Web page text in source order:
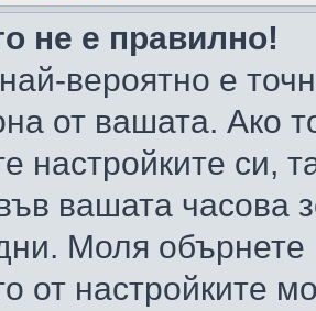
не е правилно!
вероятно е
от вашата. Ако
настройките си,
вашата
Моля обърнете
от настройките